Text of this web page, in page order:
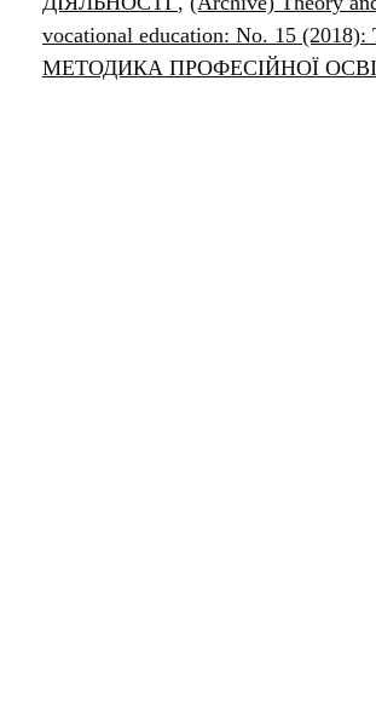
vocational education: No. 15
МЕТОДИКА ПРОФЕСІЙНОЇ